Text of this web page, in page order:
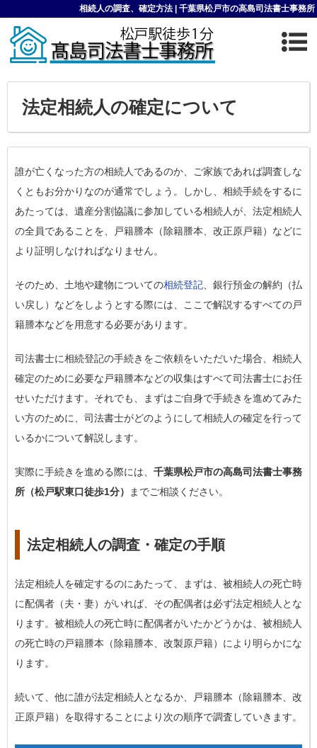
相続人の調査、確定方法 | 千葉県松戸市の高島司法書士事務所
法定相続人の確定について
誰が亡くなった方の相続人であるのか、ご家族であれば調査しな
くともお分かりなのが通常でしょう。しかし、相続手続をするに
あたっては、遺産分割協議に参加している相続人が、法定相続人
の全員であることを、戸籍謄本（除籍謄本、改正原戸籍）などに
より証明しなければなりません。
そのため、土地や建物についての相続登記 、銀行預金の解約（払
い戻し）などをしようとする際には、ここで解説するすべての戸
籍謄本などを用意する必要があります。
司法書士に相続登記の手続きをご依頼をいただいた場合、相続人
確定のために必要な戸籍謄本などの収集はすべて司法書士にお任
せいただけます。それでも、まずはご自身で手続きを進めてみた
い方のために、司法書士がどのようにして相続人の確定を行って
いるかについて解説します。
実際に手続きを進める際には、 千葉県松戸市の高島司法書士事務
所（松戸駅東口徒歩1分）
までご相談ください。
法定相続人の調査・確定の手順
法定相続人を確定するのにあたって、まずは、 被相続人の死亡時
に配偶者（夫・妻）がいれば、その配偶者は必ず法定相続人とな
ります。被相続人の死亡時に配偶者がいたかどうかは、被相続人
の死亡時の戸籍謄本（除籍謄本、改製原戸籍）により明らかにな
ります。
続いて、他に誰が法定相続人となるか、戸籍謄本（除籍謄本、改
正原戸籍）を取得することにより次の順序で調査していきます。